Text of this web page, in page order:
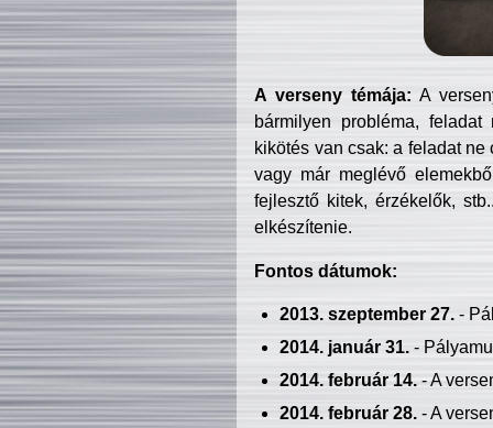
A verseny témája: A
bármilyen probléma, feladat
kikötés van csak: a feladat
vagy már meglévő
fejlesztő kitek, érzékelők,
elkészítenie.
Fontos dátumok:
2013. szeptember 27.-
2014. január 31.-
2014. február 14.- A
2014. február 28.- A